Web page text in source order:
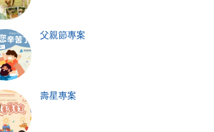
父親節專案
壽星專案